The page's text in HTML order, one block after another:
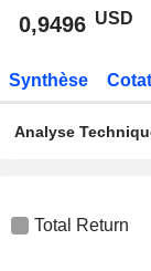
0,9496 USD
Synthèse
Analyse
Total Return